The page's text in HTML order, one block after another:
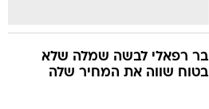
בר רפאלי לבשה שמלה שלא
בטוח שווה את המחיר שלה